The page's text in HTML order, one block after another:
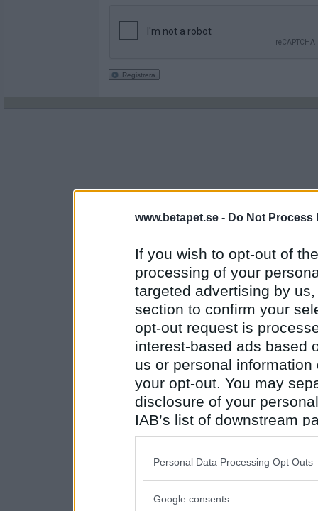
www.betapet.se - Do Not Process
If you wish to opt-out of
processing of your
targeted advertising by
section to confirm your
opt-out request is
interest-based ads based
us or personal
your opt-out. You may
disclosure of your
IAB’s list of downstream
also be disclosed by us
Downstream Participants
Please note that this
Personal Data Processing Opt Outs
Google consents
Registrera